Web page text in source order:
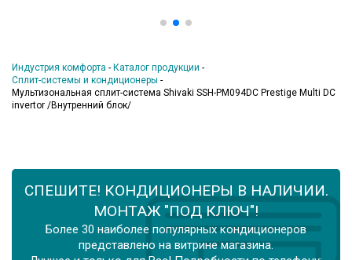
Индустрия комфорта - Каталог продукции -
Сплит-системы и кондиционеры -
Мультизональная сплит-система Shivaki SSH-PM094DC Prestige Multi DC
invertor /Внутренний блок/
СПЕШИТЕ! КОНДИЦИОНЕРЫ В НАЛИЧИИ.
МОНТАЖ "ПОД КЛЮЧ"!
Более 30 наиболее популярных кондиционеров
представлено на витрине магазина.